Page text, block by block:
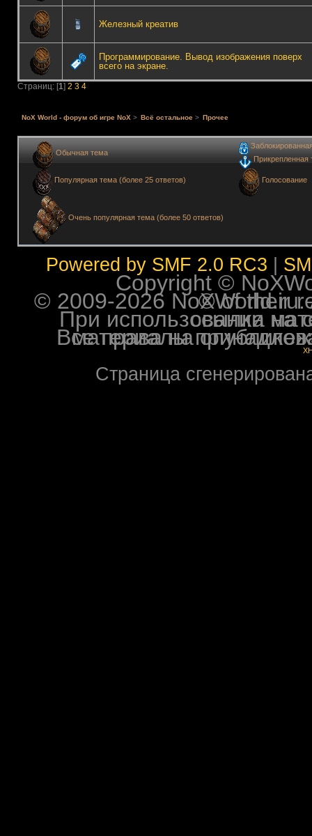
Железный креатив
Программирование. Вывод изображения поверх
всего на экране.
Страниц: [1] 2 3 4
NoX World - форум об игре NoX> Всё остальное > Прочее
Обычная тема
Популярная тема (более 25 ответов)
Очень популярная тема (более 50 ответов)
Прикрепленная
Голосование
Powered by SMF 2.0 RC3
Copyright ©
© 2009-2026 NoXWorld.ru. All
При использовании
Все права на опубликованные на форуме
Страница